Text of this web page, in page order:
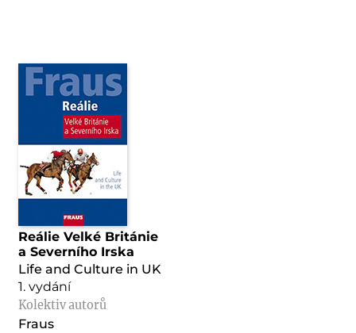
Reálie Velké Británie
a Severního Irska
Life and Culture in UK
1. vydání
Kolektiv autorů
Fraus